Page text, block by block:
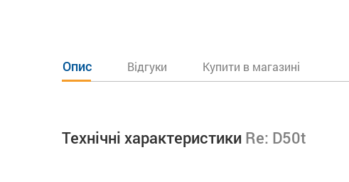
Опис Відгуки Купити в магазині
Технічні характеристики Re: D50t